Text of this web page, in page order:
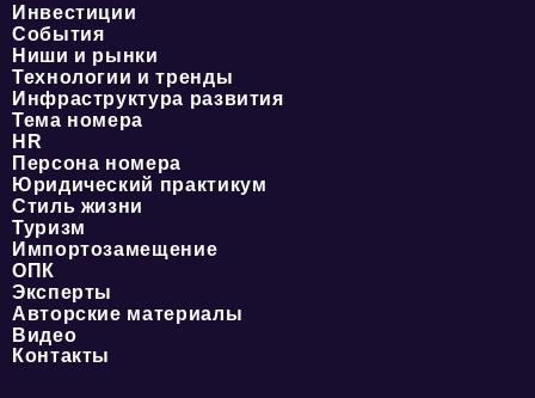
Инвестиции
События
Ниши и рынки
Технологии и тренды
Инфраструктура развития
Тема номера
HR
Персона номера
Юридический практикум
Стиль жизни
Туризм
Импортозамещение
ОПК
Эксперты
Авторские материалы
Видео
Контакты